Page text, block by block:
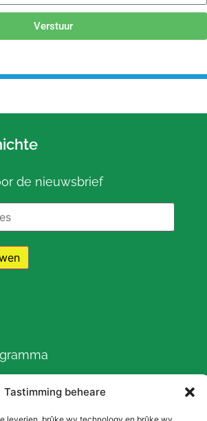
Tastimming beheare
Verstuur
de nieuwsbrief